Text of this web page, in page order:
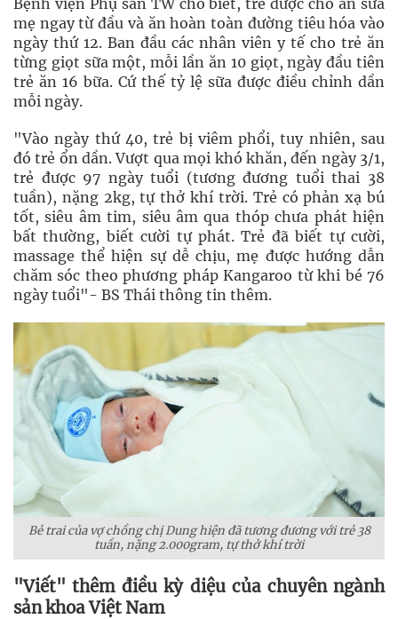
mẹ ngay từ đầu và ăn hoàn toàn đường tiêu hóa vào
ngày thứ 12. Ban đầu các nhân viên y tế cho trẻ ăn
từng giọt sữa một, mỗi lần ăn 10 giọt, ngày đầu tiên
trẻ ăn 16 bữa. Cứ thế tỷ lệ sữa được điều chỉnh dần
mỗi ngày.
"Vào ngày thứ 40, trẻ bị viêm phổi, tuy nhiên, sau
đó trẻ ổn dần. Vượt qua mọi khó khăn, đến ngày 3/1,
trẻ được 97 ngày tuổi (tương đương tuổi thai 38
tuần), nặng 2kg, tự thở khí trời. Trẻ có phản xạ bú
tốt, siêu âm tim, siêu âm qua thóp chưa phát hiện
bất thường, biết cười tự phát. Trẻ đã biết tự cười,
massage thể hiện sự dễ chịu, mẹ được hướng dẫn
chăm sóc theo phương pháp Kangaroo từ khi bé 76
ngày tuổi"- BS Thái thông tin thêm.
Bẻ trai của vợ chồng chị Dung hiện đã tương đương với trẻ 38
tuần, nặng 2.000gram, tự thở khí trời
"Viết" thêm điều kỳ diệu của chuyên ngành
sản khoa Việt Nam